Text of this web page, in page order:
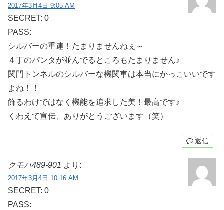
2017年3月4日 9:05 AM
SECRET: 0
PASS:
シルバーの重連！たまりませんねぇ～
４丁のパンタが並んでるところもたまりません♪
関門トンネルのシルバーな機関車は本当にかっこいいです
よね！！
飾るわけではなく機能を追求した美！最高です♪
くわえて宣伝、ありがとうございます（笑）
返信
クモハ489-901 より:
2017年3月4日 10:16 AM
SECRET: 0
PASS: